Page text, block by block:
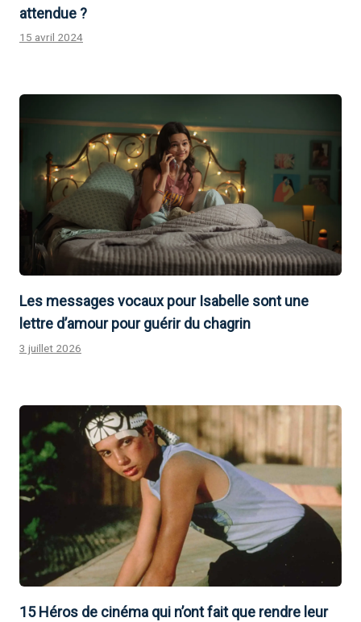
attendue ?
15 avril 2024
Les messages vocaux pour Isabelle sont une
lettre d’amour pour guérir du chagrin
3 juillet 2026
15 Héros de cinéma qui n’ont fait que rendre leur